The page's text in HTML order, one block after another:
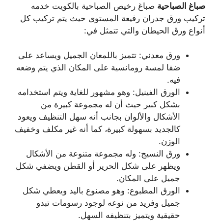
صباغ الصباحية صباغ رخيص الصباحية بالكويت خدمه
تركيب ورق جدران رفيعة المستوى حيث يتم تركيب كل
أنواع ورق الحيطان والتي تتمثل في:
ورق معدني: تتميز باللمعان الجميل ويساعد على
ضفا لمسة رومانسية على المكان الذي يتم وضعه
فيه.
الورق الفينيل: وهو مشهور للغاية ويتم استخدامه
بشكل كبير حيث أن له مجموعة كبيرة من
الأشكال والألوان بجانب أنه سهل التنظيف ويعود
كالجديد بسهولة كبيرة، كما أنه غير مكلف وخفيف
الوزن.
ورق النسيج: وله مجموعة متنوعة من الأشكال
ويظهر على شكل الحرير أو القطن ويضفي شكل
جميل على المكان.
الورق المطبوع: وهو مصنوع باليد ويعطي شكل
جميل وفريد من نوعه لوجود رسومات تبدو
حقيقية ويتميز بتنظيفه السهل.